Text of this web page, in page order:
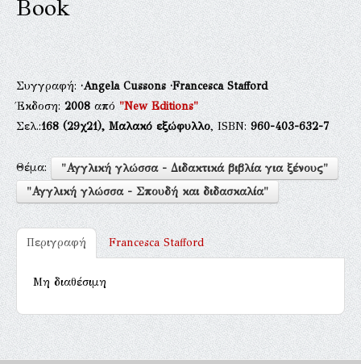
Book
Συγγραφή:·Angela Cussons·Francesca Stafford
Έκδοση:2008από"New Editions"
Σελ.:168(29χ21), Μαλακό εξώφυλλο, ISBN:960-403-632-7
Θέμα:
"Αγγλική γλώσσα - Διδακτικά βιβλία για ξένους"
"Αγγλική γλώσσα - Σπουδή και διδασκαλία"
Περιγραφή Francesca Stafford
Μη διαθέσιμη